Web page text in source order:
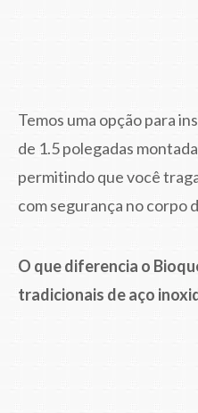
Temos uma opção para
de 1.5 polegadas
permitindo que você
com segurança no corpo
O que diferencia o
tradicionais de aço